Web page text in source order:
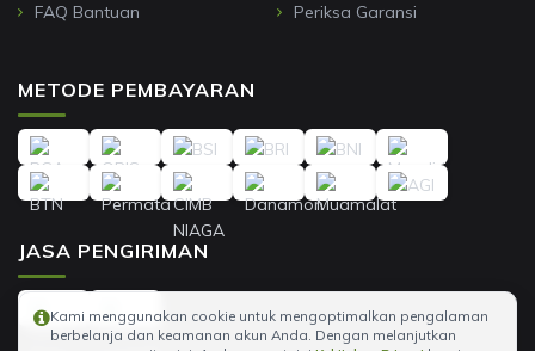
FAQ Bantuan
Periksa Garansi
METODE PEMBAYARAN
JASA PENGIRIMAN
Kami menggunakan cookie untuk mengoptimalkan pengalaman
berbelanja dan keamanan akun Anda. Dengan melanjutkan